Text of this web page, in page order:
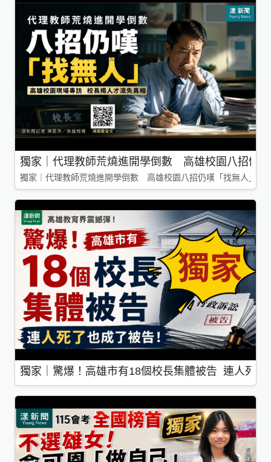
獨家｜代理教師荒燒進開學倒數 高雄校園八招仍
獨家｜代理教師荒燒進開學倒數 高雄校園八招仍嘆「找無人」
獨家｜驚爆！高雄市有18個校長集體被告 連人死了